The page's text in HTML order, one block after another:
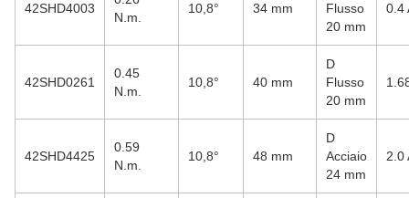
42SHD4003
N.m.
10,8° 34 mm
Flusso
20 mm
0.4
42SHD0261
0.45
N.m.
10,8° 40 mm
D
Flusso
20 mm
42SHD4425
0.59
N.m.
10,8° 48 mm
D
Acciaio
24 mm
2.0